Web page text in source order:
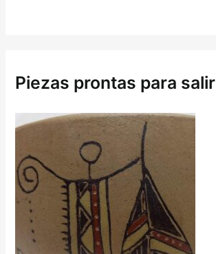
Piezas prontas para salir